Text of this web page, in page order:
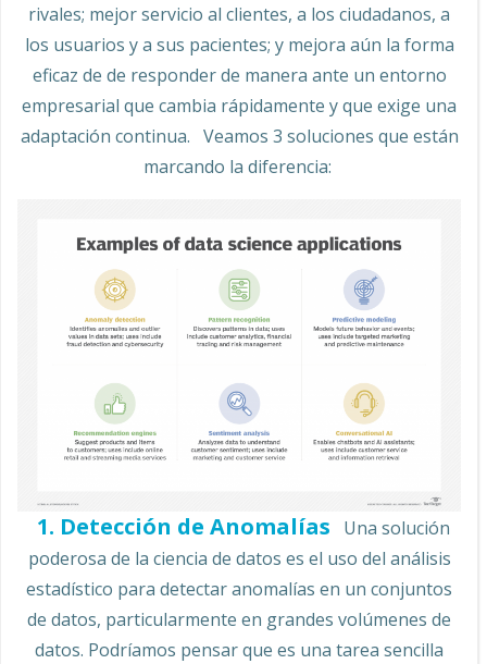
rivales; mejor servicio al clientes, a los ciudadanos, a
los usuarios y a sus pacientes; y mejora aún la forma
eficaz de de responder de manera ante un entorno
empresarial que cambia rápidamente y que exige una
adaptación continua. Veamos 3 soluciones que están
marcando la diferencia:
1. Detección de Anomalías Una solución
poderosa de la ciencia de datos es el uso del análisis
estadístico para detectar anomalías en un conjuntos
de datos, particularmente en grandes volúmenes de
datos. Podríamos pensar que es una tarea sencilla